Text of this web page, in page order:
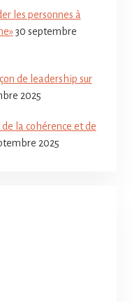
les personnes à
30 septembre
de leadership sur
2025
la cohérence et de
2025